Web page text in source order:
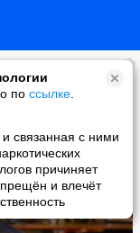
по ссылке
и связанная с ними
причиняет
и влечёт